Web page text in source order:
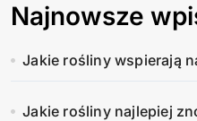
Najnowsze
Jakie rośliny wspierają
Jakie rośliny najlepiej